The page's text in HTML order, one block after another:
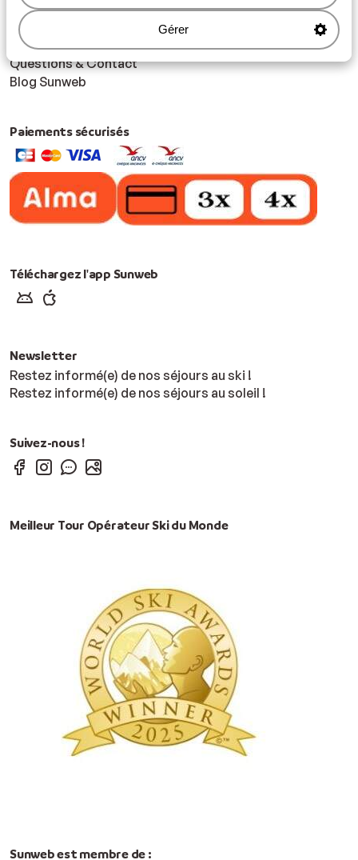
Gérer
Déclaration d'accessibilité
Vacances durables
Partenaires et CSE
Questions & Contact
Blog Sunweb
Paiements sécurisés
Téléchargez l'app Sunweb
Newsletter
Restez informé(e) de nos séjours au ski !
Restez informé(e) de nos séjours au soleil !
Suivez-nous !
Meilleur Tour Opérateur Ski du Monde
Sunweb est membre de :